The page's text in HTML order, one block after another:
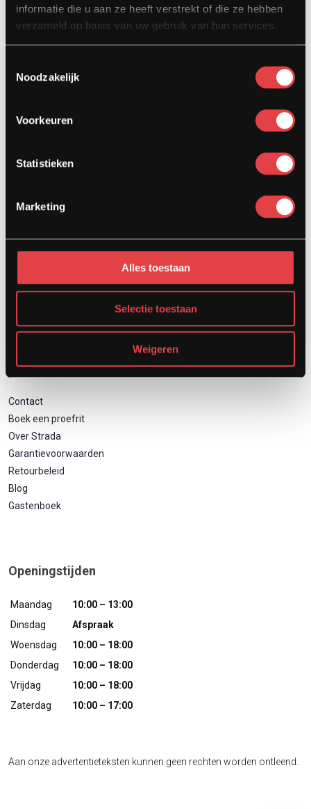
informatie die u aan ze heeft verstrekt of die ze hebben
verzameld op basis van uw gebruik van hun services.
Noodzakelijk
Voorkeuren
Statistieken
Marketing
Alles toestaan
Selectie toestaan
Weigeren
Whatsapp
Diensten
Afspraak showroom
Motor inruilen
Verzekeren
Direct naar
Contact
Boek een proefrit
Over Strada
Garantievoorwaarden
Retourbeleid
Blog
Gastenboek
Openingstijden
Maandag
10:00 – 13:00
Dinsdag
Afspraak
Woensdag
10:00 – 18:00
Donderdag
10:00 – 18:00
Vrijdag
10:00 – 18:00
Zaterdag
10:00 – 17:00
Aan onze advertentieteksten kunnen geen rechten worden ontleend.